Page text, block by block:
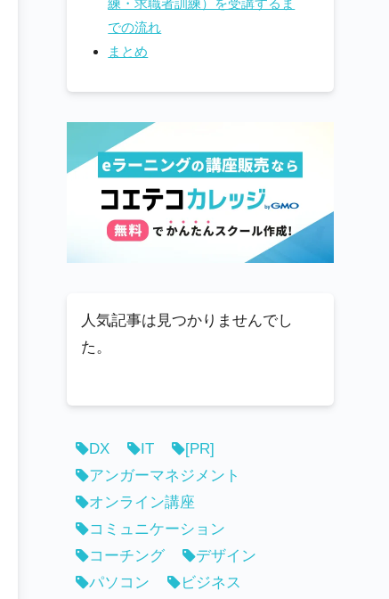
練・求職者訓練）を受講するま
での流れ
まとめ
人気記事は見つかりませんでし
た。
DX IT
[PR]
アンガーマネジメント
オンライン講座
コミュニケーション
コーチング
デザイン
パソコン
ビジネス